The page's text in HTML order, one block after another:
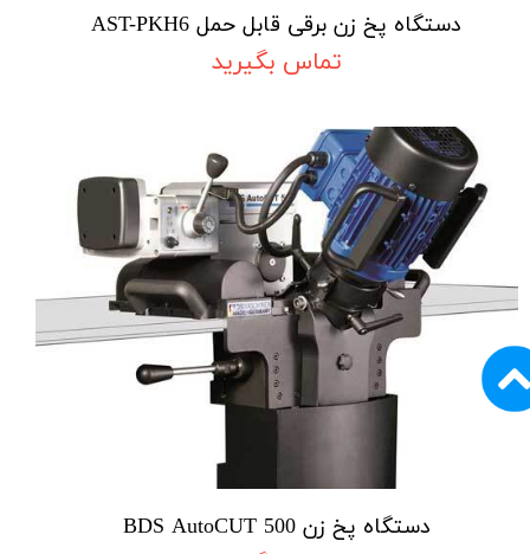
دستگاه پخ زن برقی قابل حمل AST-PKH6
تماس بگیرید
دستگاه پخ زن BDS AutoCUT 500